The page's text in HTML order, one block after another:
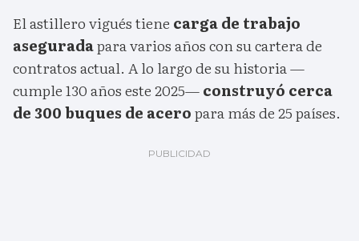
El astillero vigués tiene carga de trabajo
aseguradapara varios años con su cartera de
contratos actual. A lo largo de su historia —
cumple 130 años este 2025—construyó cerca
de 300 buques de aceropara más de 25 países.